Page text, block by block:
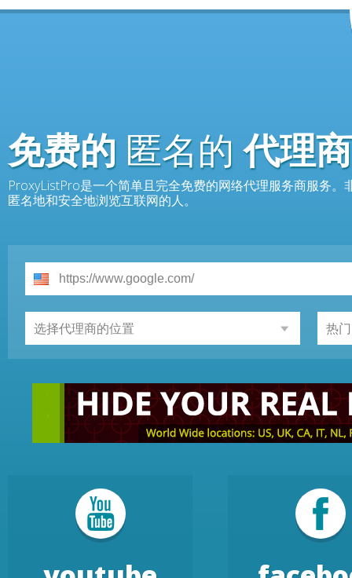
免费的 匿名的代理商
ProxyListPro是一个简单且完全免费的网络代理服务商服务
匿名地和安全地浏览互联网的人。
选择代理商的位置 热